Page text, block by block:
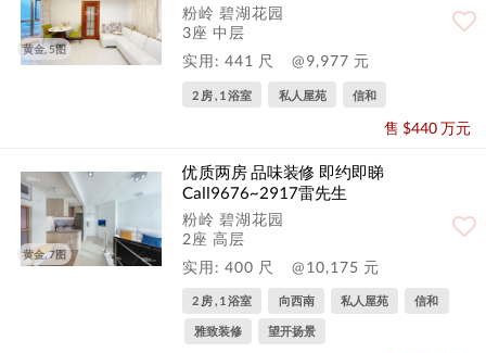
黄金, 5图
粉岭 碧湖花园
3座 中层
实用: 441 尺
@9,977 元
2 房 , 1 浴室 私人屋苑 信和
售 $440 万元
黄金, 7图
优质两房 品味装修 即约即睇
Call9676~2917雷先生
粉岭 碧湖花园
2座 高层
实用: 400 尺
@10,175 元
2 房 , 1 浴室 向西南 私人屋苑 信和
雅致装修 望开扬景